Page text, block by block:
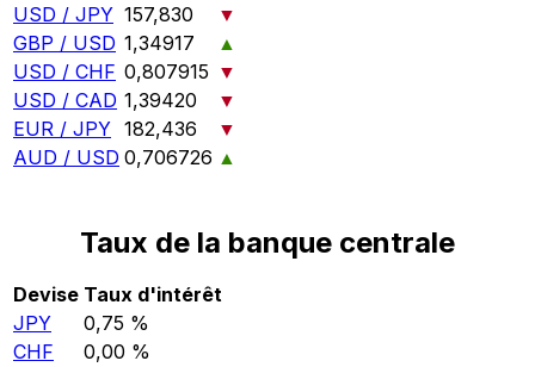
USD / JPY 157,830
▼
GBP / USD 1,34917
▲
USD / CHF 0,807915 ▼
USD / CAD 1,39420
▼
EUR / JPY 182,436
▼
AUD / USD 0,706726 ▲
Taux de la banque centrale
Devise Taux d'intérêt
JPY
0,75 %
CHF
0,00 %